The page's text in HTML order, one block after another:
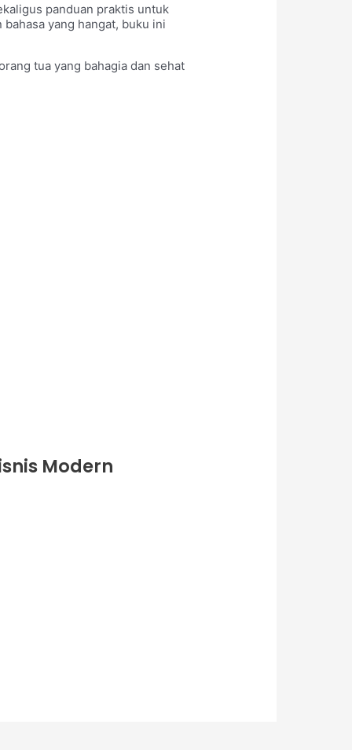
panduan praktis untuk
yang hangat, buku ini
tua yang bahagia dan sehat
Modern